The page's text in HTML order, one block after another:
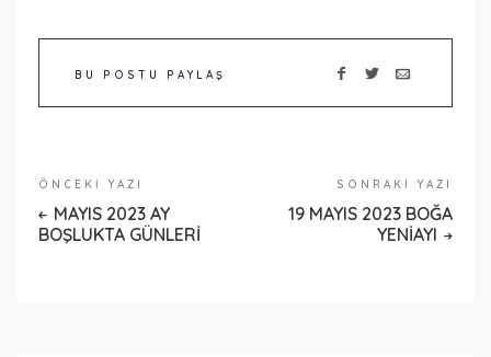
BU POSTU PAYLAŞ
ÖNCEKI YAZI
MAYIS 2023 AY
BOŞLUKTA GÜNLERİ
SONRAKI YAZI
19 MAYIS 2023 BOĞA
YENİAYI